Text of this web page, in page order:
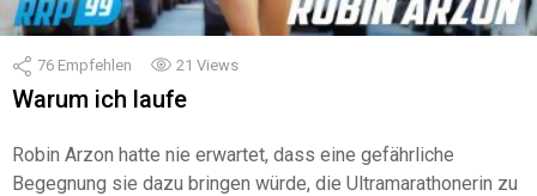
76 Empfehlen 21 Views
Warum ich laufe
Robin Arzon hatte nie erwartet, dass eine gefährliche
Begegnung sie dazu bringen würde, die Ultramarathonerin zu